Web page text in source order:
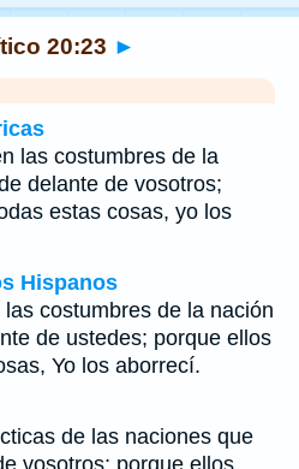
20:23 ►
las costumbres de la
delante de vosotros;
estas cosas, yo los
Hispanos
costumbres de la nación
de ustedes; porque ellos
Yo los aborrecí.
de las naciones que
vosotros; porque ellos